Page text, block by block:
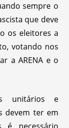
sempre o
que deve
os eleitores a
votando nos
a ARENA e o
unitários e
devem ter em